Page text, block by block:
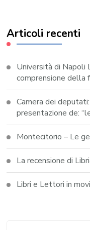
Articoli recenti
Università di Napoli
comprensione della
Camera dei
presentazione de:
Montecitorio – Le
La recensione di
Libri e Lettori in